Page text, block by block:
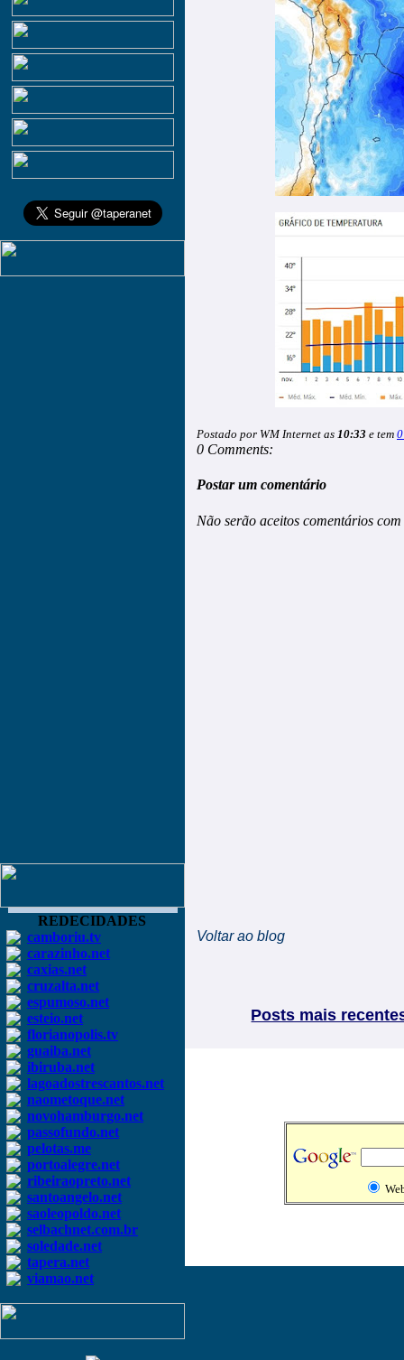
REDECIDADES
camboriu.tv
carazinho.net
caxias.net
cruzalta.net
espumoso.net
esteio.net
florianopolis.tv
guaiba.net
ibiruba.net
lagoadostrescantos.net
naometoque.net
novohamburgo.net
passofundo.net
pelotas.me
portoalegre.net
ribeiraopreto.net
santoangelo.net
saoleopoldo.net
selbachnet.com.br
soledade.net
tapera.net
viamao.net
Postado por WM Internet as 10:33 e tem
0 Comments:
Postar um comentário
Não serão aceitos comentários
Voltar ao blog
Posts mais